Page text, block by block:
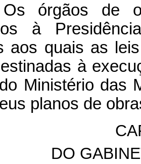
órgãos de
à
aos quais as
à
Ministério das
planos de
DO